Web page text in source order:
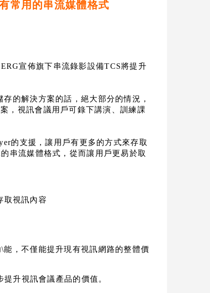
常用的串流媒體格式
宣佈旗下串流錄影設備TCS將提升
的解決方案的話，絕大部分的情況，
，視訊會議用戶可錄下講演、訓練課
的支援，讓用戶有更多的方式來存取
串流媒體格式，從而讓用戶更易於取
取視訊內容
，不僅能提升現有視訊網路的整體價
提升視訊會議產品的價值。